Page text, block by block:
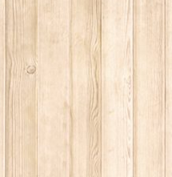
35
2
u. St. Hubertus"